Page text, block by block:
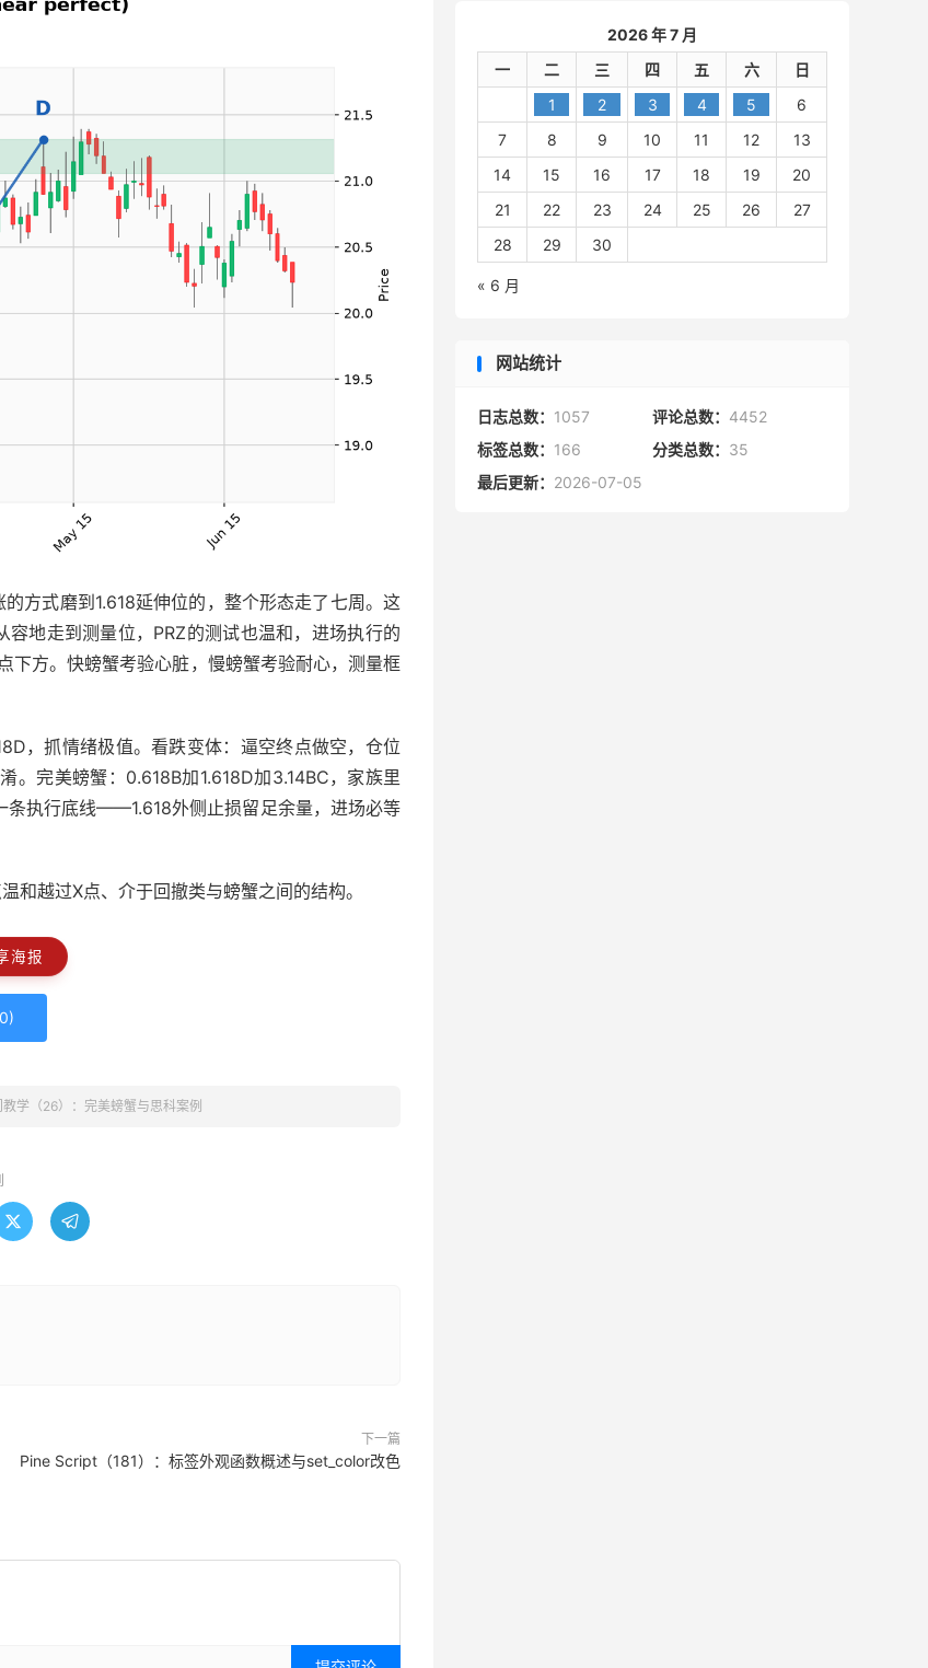
方式磨到1.618延伸位的，整个形态走了七周。这
地走到测量位，PRZ的测试也温和，进场执行的
下方。快螃蟹考验心脏，慢螃蟹考验耐心，测量框
，抓情绪极值。看跌变体：逼空终点做空，仓位
完美螃蟹：0.618B加1.618D加3.14BC，家族里
条执行底线——1.618外侧止损留足余量，进场必等
和越过X点、介于回撤类与螃蟹之间的结构。
海报
0)
学（26）：完美螃蟹与思科案例
 
下一篇
Pine Script（181）：标签外观函数概述与set_color改色
2026 年 7 月
一
二 三 四 五 六
日
1
2 3 4 5
6
7
8 9 10 11 12
13
14
15 16 17 18 19
20
21
22 23 24 25 26
27
28
29 30
« 6 月
网站统计
日志总数： 1057 评论总数： 4452
标签总数： 166 分类总数： 35
最后更新： 2026-07-05